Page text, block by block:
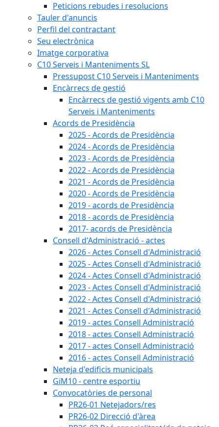
Peticions rebudes i resolucions
Tauler d'anuncis
Perfil del contractant
Seu electrònica
Imatge corporativa
C10 Serveis i Manteniments SL
Pressupost C10 Serveis i Manteniments
Encàrrecs de gestió
Encàrrecs de gestió vigents amb C10
Serveis i Manteniments
Acords de Presidència
2025 - Acords de Presidència
2024 - Acords de Presidència
2023 - Acords de Presidència
2022 - Acords de Presidència
2021 - Acords de Presidència
2020 - Acords de Presidència
2019 - acords de Presidència
2018 - acords de Presidència
2017- acords de Presidència
Consell d'Administració - actes
2026 - Actes Consell d'Administració
2025 - Actes Consell d'Administració
2024 - Actes Consell d'Administració
2023 - Actes Consell d'Administració
2022 - Actes Consell d'Administració
2021 - Actes Consell d'Administració
2019 - actes Consell Administració
2018 - actes Consell Administració
2017 - actes Consell Administració
2016 - actes Consell Administració
Neteja d'edificis municipals
GiM10 - centre esportiu
Convocatòries de personal
PR26-01 Netejadors/res
PR26-02 Direcció d'àrea